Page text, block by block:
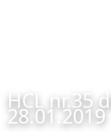
HCL nr.35
28.01.2019